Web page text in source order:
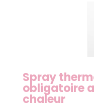
Spray
obligatoire
chaleur